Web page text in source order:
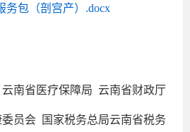
务包（剖宫产）.docx
云南省医疗保障局 云南省财政厅
员会 国家税务总局云南省税务